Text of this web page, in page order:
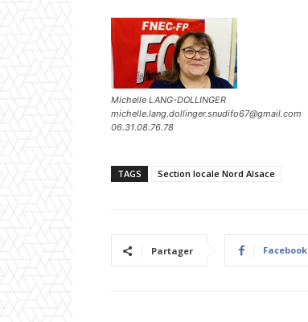
Michelle LANG-DOLLINGER
michelle.lang.dollinger.snudifo67@gmail.com
06.31.08.76.78
TAGS Section locale Nord Alsace
Partager Facebook